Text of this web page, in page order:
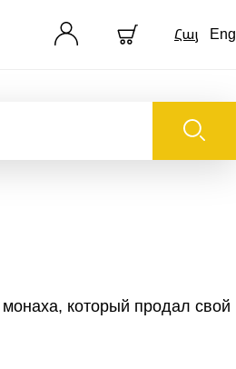
Հայ Eng
который продал свой